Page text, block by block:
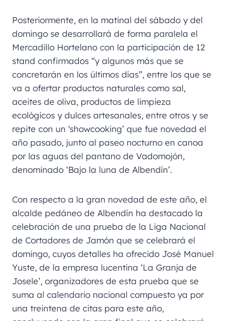
Posteriormente, en la matinal del sábado y del
domingo se desarrollará de forma paralela el
Mercadillo Hortelano con la participación de 12
stand confirmados “y algunos más que se
concretarán en los últimos días”, entre los que se
va a ofertar productos naturales como sal,
aceites de oliva, productos de limpieza
ecológicos y dulces artesanales, entre otros y se
repite con un ‘showcooking’ que fue novedad el
año pasado, junto al paseo nocturno en canoa
por las aguas del pantano de Vadomojón,
denominado ‘Bajo la luna de Albendín’.
Con respecto a la gran novedad de este año, el
alcalde pedáneo de Albendín ha destacado la
celebración de una prueba de la Liga Nacional
de Cortadores de Jamón que se celebrará el
domingo, cuyos detalles ha ofrecido José Manuel
Yuste, de la empresa lucentina ‘La Granja de
Josele’, organizadores de esta prueba que se
suma al calendario nacional compuesto ya por
una treintena de citas para este año,